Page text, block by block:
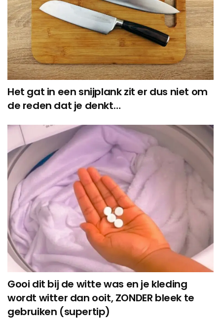
Het gat in een snijplank zit er dus niet om
de reden dat je denkt…
Gooi dit bij de witte was en je kleding
wordt witter dan ooit, ZONDER bleek te
gebruiken (supertip)